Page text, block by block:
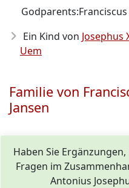
Godparents:Franciscus
Ein Kind von Josephus
Uem
Familie von
Jansen
Haben Sie
Fragen im
Antonius